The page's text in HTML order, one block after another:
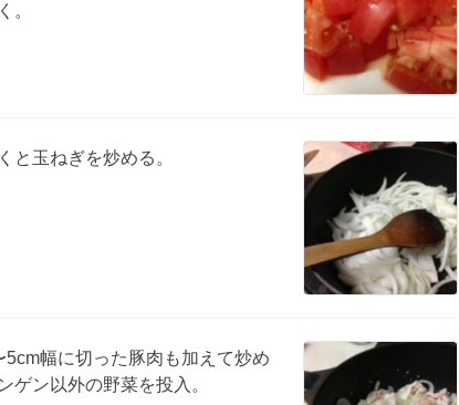
。
と玉ねぎを炒める。
幅に切った豚肉も加えて炒め
ゲン以外の野菜を投入。